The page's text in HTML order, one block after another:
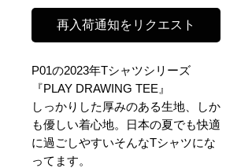
再入荷通知をリクエスト
P01の2023年Tシャツシリーズ
『PLAY DRAWING TEE』
しっかりした厚みのある生地、しか
も優しい着心地。日本の夏でも快適
に過ごしやすいそんなTシャツにな
ってます。